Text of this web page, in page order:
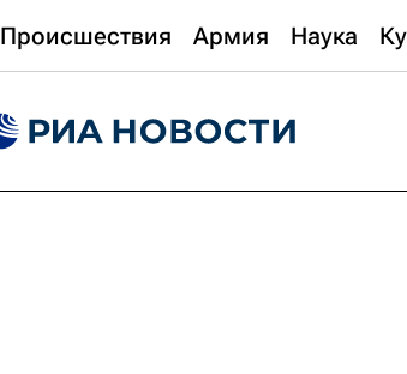
Происшествия Армия Наука